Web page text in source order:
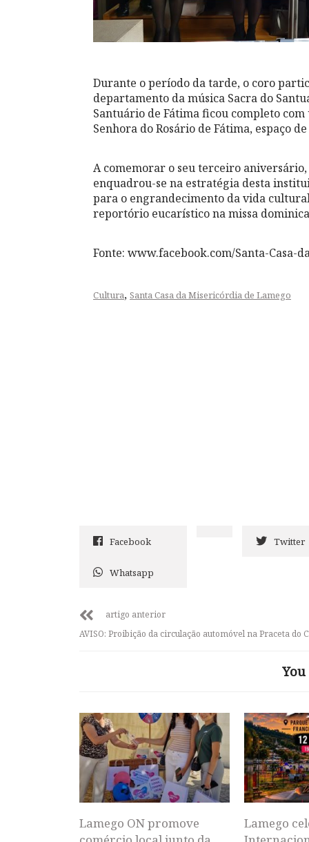
Durante o período da tarde, o coro
departamento da música Sacra do
Santuário de Fátima ficou completo
Senhora do Rosário de Fátima, espaço
A comemorar o seu terceiro
enquadrou-se na estratégia desta
para o engrandecimento da vida
reportório eucarístico na missa
Fonte: www.facebook.com/Santa-Casa-
Cultura, Santa Casa da Misericórdia de Lamego
Facebook Twitter
Whatsapp
artigo anterior
AVISO: Proibição da circulação automóvel na Praceta do
Lamego ON promove
Lamego